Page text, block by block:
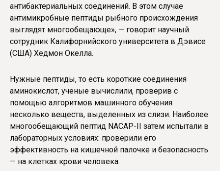
антибактериальных соединений. В этом случае
антимикробные пептиды рыбного происхождения
выглядят многообещающе», — говорит научный
сотрудник Калифорнийского университета в Дэвисе
(США) Хедмон Окелла.
Нужные пептиды, то есть короткие соединения
аминокислот, ученые вычислили, проверив с
помощью алгоритмов машинного обучения
несколько веществ, выделенных из слизи. Наиболее
многообещающий пептид NACAP-II затем испытали в
лабораторных условиях: проверили его
эффективность на кишечной палочке и безопасность
— на клетках крови человека.